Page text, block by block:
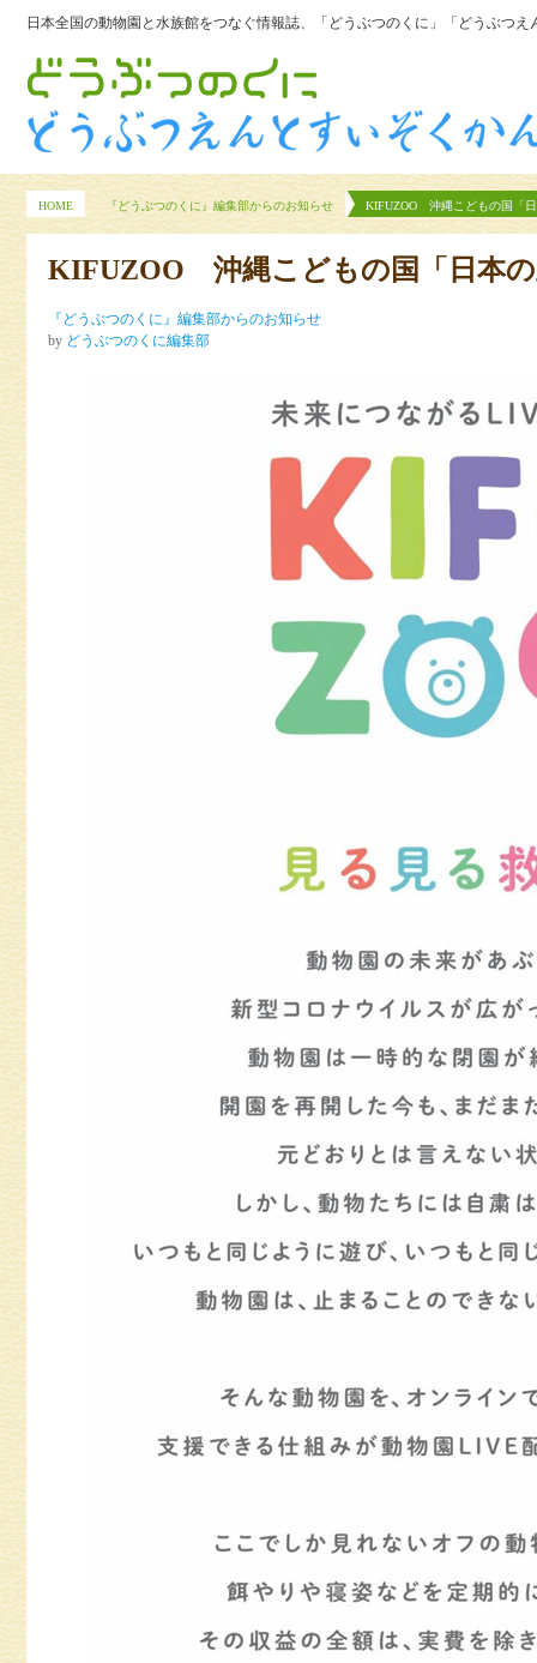
日本全国の動物園と水族館をつなぐ情報誌、「どうぶつのくに」「どうぶつえ
HOME 『どうぶつのくに』編集部からのお知らせ KIFUZOO 沖縄こどもの国「
KIFUZOO 沖縄こどもの国「日本の
『どうぶつのくに』編集部からのお知らせ
by どうぶつのくに編集部